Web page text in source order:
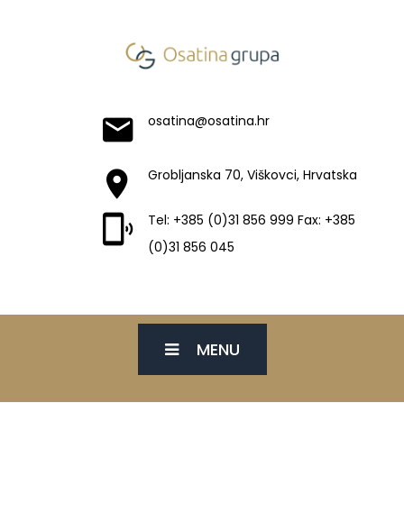
osatina@osatina.hr
Grobljanska 70, Viškovci, Hrvatska
Tel: +385 (0)31 856 999 Fax: +385
(0)31 856 045
MENU